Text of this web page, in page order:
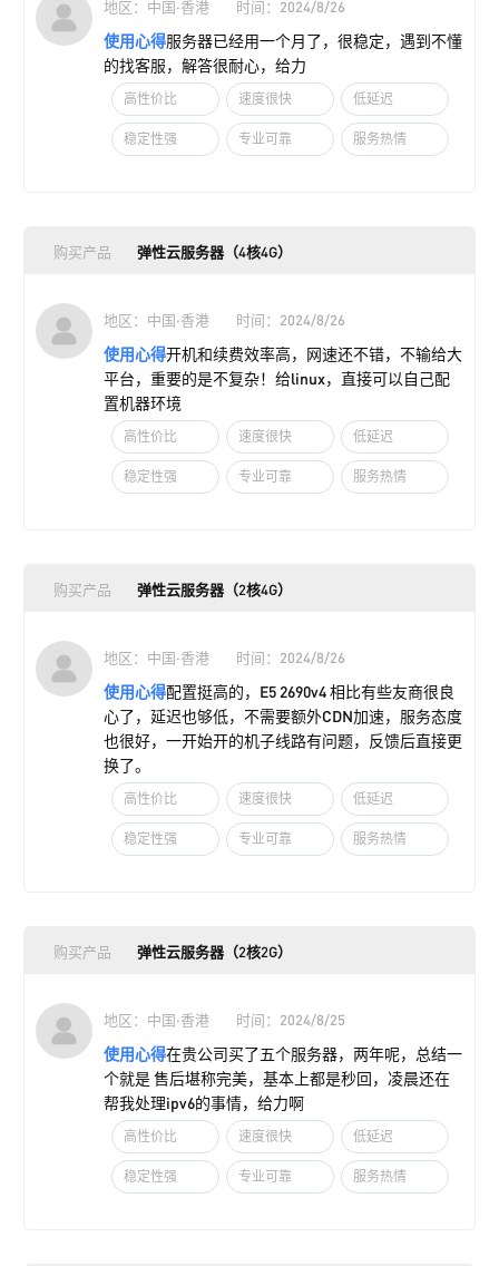
地区：中国·香港 时间：2024/8/26
使用心得服务器已经用一个月了，很稳定，遇到不懂
的找客服，解答很耐心，给力
高性价比 速度很快 低延迟
稳定性强 专业可靠 服务热情
购买产品 弹性云服务器（4核4G）
地区：中国·香港 时间：2024/8/26
使用心得开机和续费效率高，网速还不错，不输给大
平台，重要的是不复杂！给linux，直接可以自己配
置机器环境
高性价比 速度很快 低延迟
稳定性强 专业可靠 服务热情
购买产品 弹性云服务器（2核4G）
地区：中国·香港 时间：2024/8/26
使用心得配置挺高的，E5 2690v4 相比有些友商很良
心了，延迟也够低，不需要额外CDN加速，服务态度
也很好，一开始开的机子线路有问题，反馈后直接更
换了。
高性价比 速度很快 低延迟
稳定性强 专业可靠 服务热情
购买产品 弹性云服务器（2核2G）
地区：中国·香港 时间：2024/8/25
使用心得在贵公司买了五个服务器，两年呢，总结一
个就是 售后堪称完美，基本上都是秒回，凌晨还在
帮我处理ipv6的事情，给力啊
高性价比 速度很快 低延迟
稳定性强 专业可靠 服务热情